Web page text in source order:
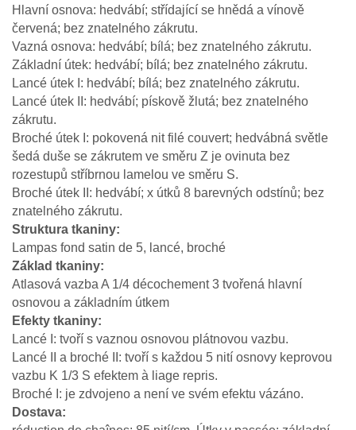
Hlavní osnova: hedvábí; střídající se hnědá a vínově
červená; bez znatelného zákrutu.
Vazná osnova: hedvábí; bílá; bez znatelného zákrutu.
Základní útek: hedvábí; bílá; bez znatelného zákrutu.
Lancé útek I: hedvábí; bílá; bez znatelného zákrutu.
Lancé útek II: hedvábí; pískově žlutá; bez znatelného
zákrutu.
Broché útek I: pokovená nit filé couvert; hedvábná světle
šedá duše se zákrutem ve směru Z je ovinuta bez
rozestupů stříbrnou lamelou ve směru S.
Broché útek II: hedvábí; x útků 8 barevných odstínů; bez
znatelného zákrutu.
Struktura tkaniny
Lampas fond satin de 5, lancé, broché
Základ tkaniny
Atlasová vazba A 1/4 décochement 3 tvořená hlavní
osnovou a základním útkem
Efekty tkaniny
Lancé I: tvoří s vaznou osnovou plátnovou vazbu.
Lancé II a broché II: tvoří s každou 5 nití osnovy keprovou
vazbu K 1/3 S efektem à liage repris.
Broché I: je zdvojeno a není ve svém efektu vázáno.
Dostava